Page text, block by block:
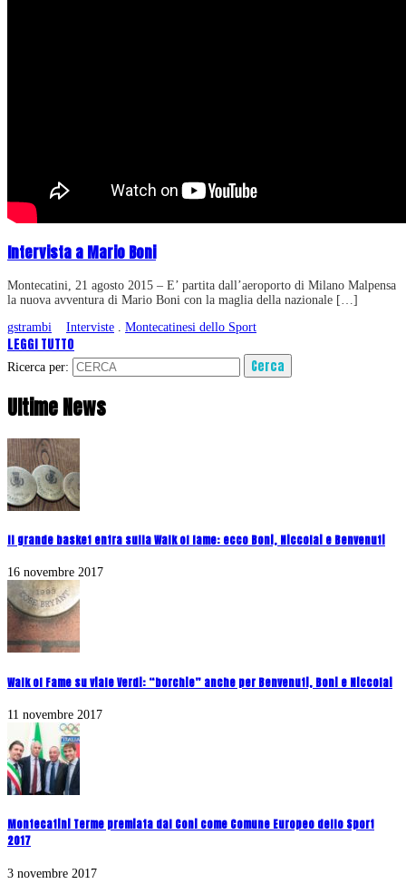
Intervista a Mario Boni
Montecatini, 21 agosto 2015 – E’ partita dall’aeroporto di Milano Malpensa
la nuova avventura di Mario Boni con la maglia della nazionale […]
gstrambi
Interviste Montecatinesi dello Sport
LEGGI TUTTO
Ricerca per:
Ultime News
Il grande basket entra sulla Walk of fame: ecco Boni, Niccolai e Benvenuti
16 novembre 2017
Walk of Fame su viale Verdi: “borchie” anche per Benvenuti, Boni e Niccolai
11 novembre 2017
Montecatini Terme premiata dal Coni come Comune Europeo dello Sport
2017
3 novembre 2017